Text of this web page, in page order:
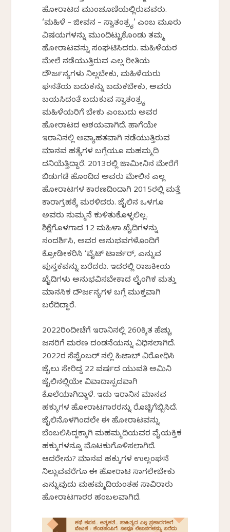
ಹೋರಾಟದ ಮುಂಚೂಣಿಯಲ್ಲಿರುವವರು.
‘ಮಹಿಳೆ – ಜೀವನ – ಸ್ವಾತಂತ್ರ್ಯ’ ಎಂಬ ಮೂರು
ವಿಷಯಗಳನ್ನು ಮುಂದಿಟ್ಟುಕೊಂಡು ತಮ್ಮ
ಹೋರಾಟವನ್ನು ಸಂಘಟಿಸಿದರು. ಮಹಿಳೆಯರ
ಮೇಲೆ ನಡೆಯುತ್ತಿರುವ ಎಲ್ಲ ರೀತಿಯ
ದೌರ್ಜನ್ಯಗಳು ನಿಲ್ಲಬೇಕು, ಮಹಿಳೆಯರು
ಘನತೆಯ ಬದುಕನ್ನು ಬದುಕಬೇಕು, ಅವರು
ಬಯಸಿದಂತೆ ಬದುಕುವ ಸ್ವಾತಂತ್ರ್ಯ
ಮಹಿಳೆಯರಿಗೆ ಬೇಕು ಎಂಬುದು ಅವರ
ಹೋರಾಟದ ಆಶಯವಾಗಿದೆ. ಹಾಗೆಯೇ
ಇರಾನಿನಲ್ಲಿ ಅವ್ಯಾಹತವಾಗಿ ನಡೆಯುತ್ತಿರುವ
ಮಾನವ ಹತ್ಯೆಗಳ ಬಗ್ಗೆಯೂ ಮಹಮ್ಮದಿ
ದನಿಯೆತ್ತಿದ್ದಾರೆ. 2013ರಲ್ಲಿ ಜಾಮೀನಿನ ಮೇರೆಗೆ
ಬಿಡುಗಡೆ ಹೊಂದಿದ ಅವರು ಮೇಲಿನ ಎಲ್ಲ
ಹೋರಾಟಗಳ ಕಾರಣದಿಂದಾಗಿ 2015ರಲ್ಲಿ ಮತ್ತೆ
ಕಾರಾಗ್ರಹಕ್ಕೆ ಮರಳಿದರು. ಜೈಲಿನ ಒಳಗೂ
ಅವರು ಸುಮ್ಮನೆ ಕುಳಿತುಕೊಳ್ಳಲಿಲ್ಲ.
ಶಿಕ್ಷೆಗೊಳಗಾದ 12 ಮಹಿಳಾ ಖೈದಿಗಳನ್ನು
ಸಂದರ್ಶಿಸಿ, ಅವರ ಅನುಭವಗಳೊಂದಿಗೆ
ಕ್ರೋಡೀಕರಿಸಿ ‘ವೈಟ್ ಟಾರ್ಚರ್, ಎನ್ನುವ
ಪುಸ್ತಕವನ್ನು ಬರೆದರು. ಇದರಲ್ಲಿ ರಾಜಕೀಯ
ಖೈದಿಗಳು ಅನುಭವಿಸಬೇಕಾದ ಲೈಂಗಿಕ ಮತ್ತು
ಮಾನಸಿಕ ದೌರ್ಜನ್ಯಗಳ ಬಗ್ಗೆ ಮುಕ್ತವಾಗಿ
ಬರೆದಿದ್ದಾರೆ.
2022ರಿಂದೀಚೆಗೆ ಇರಾನಿನಲ್ಲಿ 260ಕ್ಕಿತ ಹೆಚ್ಚು
ಜನರಿಗೆ ಮರಣ ದಂಡನೆಯನ್ನು ವಿಧಿಸಲಾಗಿದೆ.
2022ರ ಸೆಪ್ಟೆಂಬರ್ ನಲ್ಲಿ ಹಿಜಾಬ್ ವಿರೋಧಿಸಿ
ಜೈಲು ಸೇರಿದ್ದ 22 ವರ್ಷದ ಯುವತಿ ಅಮಿನಿ
ಜೈಲಿನಲ್ಲಿಯೇ ವಿವಾದಾಸ್ಪದವಾಗಿ
ಕೊಲೆಯಾಗಿದ್ದಾಳೆ. ಇದು ಇರಾನಿನ ಮಾನವ
ಹಕ್ಕುಗಳ ಹೋರಾಟಗಾರರನ್ನು ರೊಚ್ಚಿಗೆಬ್ಬಿಸಿದೆ.
ಜೈಲಿನೊಳಗಿಂದಲೇ ಈ ಹೋರಾಟವನ್ನು
ಬೆಂಬಲಿಸಿದ್ದಕ್ಕಾಗಿ ಮಹಮ್ಮದಿಯವರ ವೈಯಕ್ತಿಕ
ಹಕ್ಕುಗಳನ್ನೂ ಮೊಟಕುಗೊಳಿಸಲಾಗಿದೆ.
ಆದರೇನು? ಮಾನವ ಹಕ್ಕುಗಳ ಉಲ್ಲಂಘನೆ
ನಿಲ್ಲುವವರೆಗೂ ಈ ಹೋರಾಟ ಸಾಗಲೇಬೇಕು
ಎನ್ನುವುದು ಮಹಮ್ಮದಿಯಂತಹ ಸಾವಿರಾರು
ಹೋರಾಟಗಾರರ ಹಂಬಲವಾಗಿದೆ.